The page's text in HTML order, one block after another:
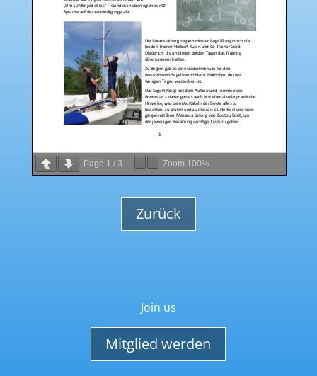
Page 1 / 3 Zoom 100%
Zurück
Join us
Mitglied werden